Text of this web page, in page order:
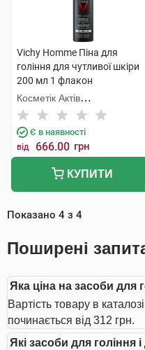
Vichy Homme Піна для
гоління для чутливої шкіри
200 мл 1 флакон
Косметік Актів
Інтернаціональ
Є в наявності
від 666.00 грн
КУПИТИ
Показано 4 з 4
Поширені
Яка ціна на засоби для
Вартість товару в
починається від 312 грн.
Які засоби для гоління